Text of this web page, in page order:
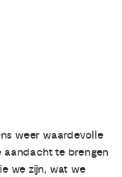
weer waardevolle
te brengen
we zijn, wat we